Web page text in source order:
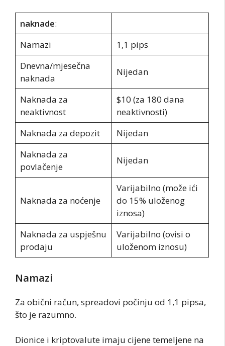
naknade:
Namazi
1,1 pips
Dnevna/mjesečna
naknada
Nijedan
Naknada za
neaktivnost
$10 (za 180 dana
neaktivnosti)
Naknada za depozit
Nijedan
Naknada za
povlačenje
Nijedan
Naknada za noćenje
Varijabilno (može ići
do 15% uloženog
iznosa)
Naknada za uspješnu
prodaju
Varijabilno (ovisi o
uloženom iznosu)
Namazi
Za obični račun, spreadovi počinju od 1,1 pipsa,
što je razumno.
Dionice i kriptovalute imaju cijene temeljene na